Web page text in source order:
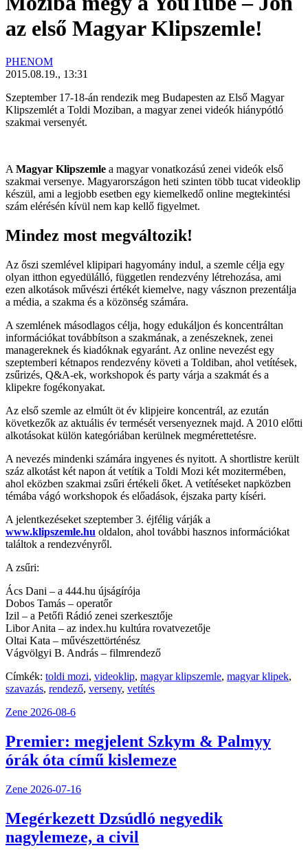
az első Magyar Klipszemle!
PHENOM
2015.08.19., 13:31
Szeptember 17-18-án rendezik meg Budapesten az Első Magyar
Klipszemlét a Toldi Moziban, a magyar zenei videók hiánypótló
szakmai versenyét.
AMagyar Klipszemle a magyar vonatkozású zenei videók első
szakmai versenye. Magyarországon heti szinten több tucat videoklip
készül, ami a legjobb esetben egy kiemelkedő online megtekintési
szám elérésén kívül nem kap kellő figyelmet.
Mindez most megváltozik!
Az őszi szemlével klipipari hagyomány indul, a szemle célja egy
olyan itthon egyedülálló, független rendezvény létrehozása, ami
ezen alkotások művészi értékét kiemelve, nagy vásznon prezentálja
a média, a szakma és a közönség számára.
A szemlének másodlagos célja, hogy edukáljon és koncentráltan
információkat továbbítson a szakmának, a zenészeknek, zenei
managereknek és kiadóknak egyaránt. Az online nevezést egy
szeptemberi kétnapos rendezvény követi a Toldiban, ahol vetítések,
zsűrizés, Q&A-ek, workshopok és party várja a szakmát és a
klipekre fogékonyakat.
Az első szemle az elmúlt öt év klipjeire koncentrál, az ezután
következők az aktuális év termését versenyeznek majd. A 2010 előtti
alkotásokat külön kategóriában kerülnek megmérettetésre.
A nevezés mindenki számára ingyenes és nyitott. A shortlistre került
száz alkotást két napon át vetítik a Toldi Mozi két mozitermében,
ahol eközben szakmai zsűri értékeli őket. A vetítéseket napközben
témába vágó workshopok és előadások, éjszaka party kíséri.
A jelentkezéseket szeptember 3. éjfélig várják a
www.klipszemle.hu oldalon, ahol további hasznos információkat
találtok a rendezvényről.
A zsűri:
Ács Dani – a 444.hu újságírója
Dobos Tamás – operatőr
Izil – a Petőfi Rádió zenei szerkesztője
Libor Anita – az index.hu kultúra rovatvezetője
Oltai Kata – művészettörténész
Vágvölgyi B. András – filmrendező
Címkék: toldi mozi, videoklip, magyar klipszemle, magyar klipek,
szavazás, rendező, verseny, vetítés
Zene 2026-08-6
Premier: megjelent Szkym & Palmyy
órák óta című kislemeze
Zene 2026-07-16
Megérkezett Dzsúdló negyedik
nagylemeze, a civil